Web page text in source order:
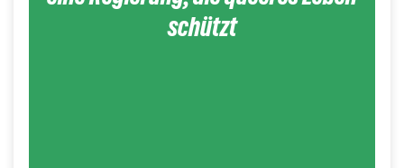
schützt